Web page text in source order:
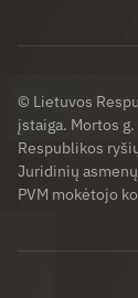
© Lietuvos
įstaiga. Mortos
Respublikos
Juridinių
PVM mokėtojo